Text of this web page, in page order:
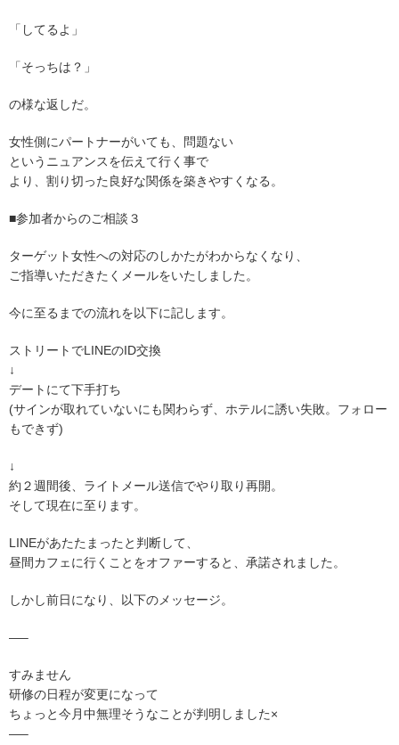
「してるよ」
「そっちは？」
の様な返しだ。
女性側にパートナーがいても、問題ない
というニュアンスを伝えて行く事で
より、割り切った良好な関係を築きやすくなる。
■参加者からのご相談３
ターゲット女性への対応のしかたがわからなくなり、
ご指導いただきたくメールをいたしました。
今に至るまでの流れを以下に記します。
ストリートでLINEのID交換
↓
デートにて下手打ち
(サインが取れていないにも関わらず、ホテルに誘い失敗。フォロー
もできず)
↓
約２週間後、ライトメール送信でやり取り再開。
そして現在に至ります。
LINEがあたたまったと判断して、
昼間カフェに行くことをオファーすると、承諾されました。
しかし前日になり、以下のメッセージ。
—–
すみません
研修の日程が変更になって
ちょっと今月中無理そうなことが判明しました×
—–